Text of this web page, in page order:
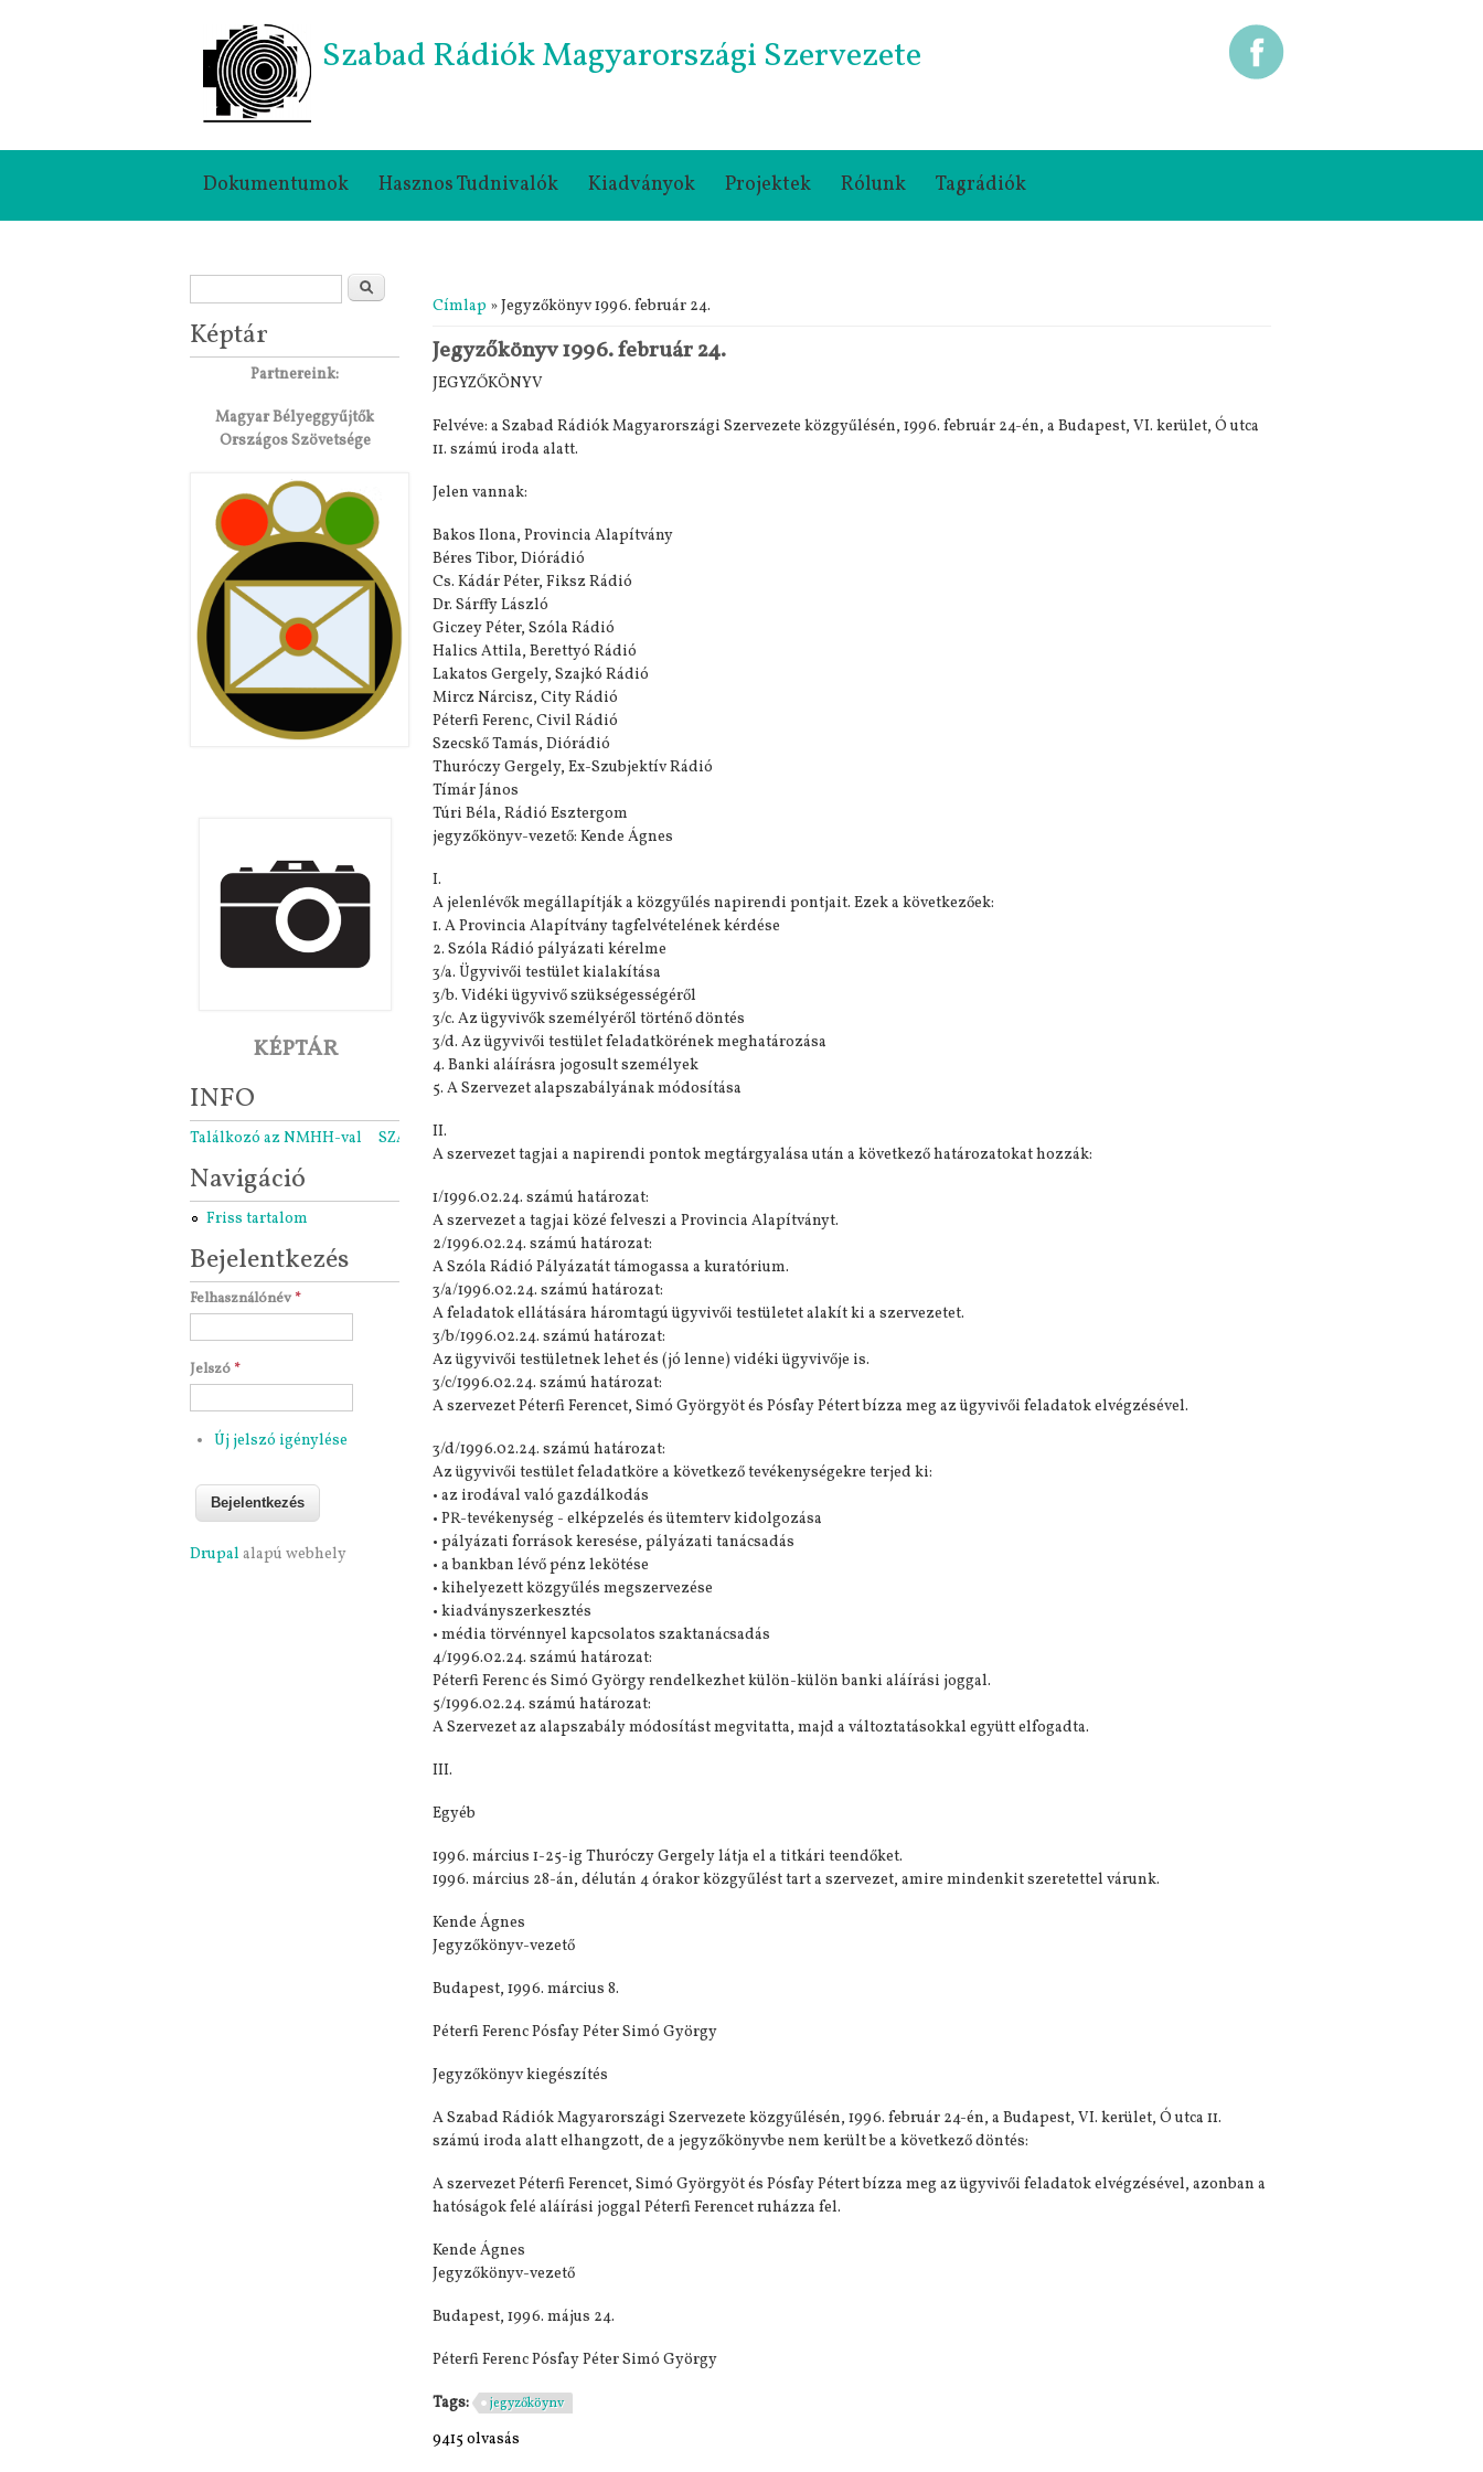
Szabad Rádiók Magyarországi Szervezete
Dokumentumok Hasznos Tudnivalók Kiadványok Projektek Rólunk Tagrádiók
Jelenlegi hely
Címlap » Jegyzőkönyv 1996. február 24.
Jegyzőkönyv 1996. február 24.
JEGYZŐKÖNYV
Felvéve: a Szabad Rádiók Magyarországi Szervezete közgyűlésén, 1996. február 24-én, a Budapest, VI. kerület, Ó utca
11. számú iroda alatt.
Jelen vannak:
Bakos Ilona, Provincia Alapítvány
Béres Tibor, Diórádió
Cs. Kádár Péter, Fiksz Rádió
Dr. Sárffy László
Giczey Péter, Szóla Rádió
Halics Attila, Berettyó Rádió
Lakatos Gergely, Szajkó Rádió
Mircz Nárcisz, City Rádió
Péterfi Ferenc, Civil Rádió
Szecskő Tamás, Diórádió
Thuróczy Gergely, Ex-Szubjektív Rádió
Tímár János
Túri Béla, Rádió Esztergom
jegyzőkönyv-vezető: Kende Ágnes
I.
A jelenlévők megállapítják a közgyűlés napirendi pontjait. Ezek a következőek:
1. A Provincia Alapítvány tagfelvételének kérdése
2. Szóla Rádió pályázati kérelme
3/a. Ügyvivői testület kialakítása
3/b. Vidéki ügyvivő szükségességéről
3/c. Az ügyvivők személyéről történő döntés
3/d. Az ügyvivői testület feladatkörének meghatározása
4. Banki aláírásra jogosult személyek
5. A Szervezet alapszabályának módosítása
II.
A szervezet tagjai a napirendi pontok megtárgyalása után a következő határozatokat hozzák:
1/1996.02.24. számú határozat:
A szervezet a tagjai közé felveszi a Provincia Alapítványt.
2/1996.02.24. számú határozat:
A Szóla Rádió Pályázatát támogassa a kuratórium.
3/a/1996.02.24. számú határozat:
A feladatok ellátására háromtagú ügyvivői testületet alakít ki a szervezetet.
3/b/1996.02.24. számú határozat:
Az ügyvivői testületnek lehet és (jó lenne) vidéki ügyvivője is.
3/c/1996.02.24. számú határozat:
A szervezet Péterfi Ferencet, Simó Györgyöt és Pósfay Pétert bízza meg az ügyvivői feladatok elvégzésével.
3/d/1996.02.24. számú határozat:
Az ügyvivői testület feladatköre a következő tevékenységekre terjed ki:
• az irodával való gazdálkodás
• PR-tevékenység - elképzelés és ütemterv kidolgozása
• pályázati források keresése, pályázati tanácsadás
• a bankban lévő pénz lekötése
• kihelyezett közgyűlés megszervezése
• kiadványszerkesztés
• média törvénnyel kapcsolatos szaktanácsadás
4/1996.02.24. számú határozat:
Péterfi Ferenc és Simó György rendelkezhet külön-külön banki aláírási joggal.
5/1996.02.24. számú határozat:
A Szervezet az alapszabály módosítást megvitatta, majd a változtatásokkal együtt elfogadta.
III.
Egyéb
1996. március 1-25-ig Thuróczy Gergely látja el a titkári teendőket.
1996. március 28-án, délután 4 órakor közgyűlést tart a szervezet, amire mindenkit szeretettel várunk.
Kende Ágnes
Jegyzőkönyv-vezető
Budapest, 1996. március 8.
Péterfi Ferenc Pósfay Péter Simó György
Jegyzőkönyv kiegészítés
A Szabad Rádiók Magyarországi Szervezete közgyűlésén, 1996. február 24-én, a Budapest, VI. kerület, Ó utca 11.
számú iroda alatt elhangzott, de a jegyzőkönyvbe nem került be a következő döntés:
A szervezet Péterfi Ferencet, Simó Györgyöt és Pósfay Pétert bízza meg az ügyvivői feladatok elvégzésével, azonban a
hatóságok felé aláírási joggal Péterfi Ferencet ruházza fel.
Kende Ágnes
Jegyzőkönyv-vezető
Budapest, 1996. május 24.
Péterfi Ferenc Pósfay Péter Simó György
Tags: jegyzőköynv
9415 olvasás
Képtár
Partnereink:
Magyar Bélyeggyűjtők
Országos Szövetsége
KÉPTÁR
INFO
Találkozó az NMHH-val SZARÁMA közgyűlés 2021.11.05.
Navigáció
Friss tartalom
Bejelentkezés
Felhasználónév *
Jelszó *
Új jelszó igénylése
Drupal alapú webhely